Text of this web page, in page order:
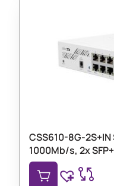
CSS610-8G-
1000Mb/s, 2x